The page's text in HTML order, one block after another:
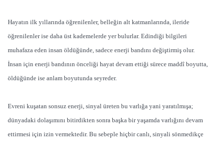
Hayatın ilk yıllarında öğrenilenler, belleğin alt katmanlarında, ileride
öğrenilenler ise daha üst kademelerde yer bulurlar. Edindiği bilgileri
muhafaza eden insan öldüğünde, sadece enerji bandını değiştirmiş olur.
İnsan için enerji bandının önceliği hayat devam ettiği sürece maddî boyutta,
öldüğünde ise anlam boyutunda seyreder.
Evreni kuşatan sonsuz enerji, sinyal üreten bu varlığa yani yaratılmışa;
dünyadaki dolaşımını bitirdikten sonra başka bir yaşamda varlığını devam
ettirmesi için izin vermektedir. Bu sebeple hiçbir canlı, sinyali sönmedikçe